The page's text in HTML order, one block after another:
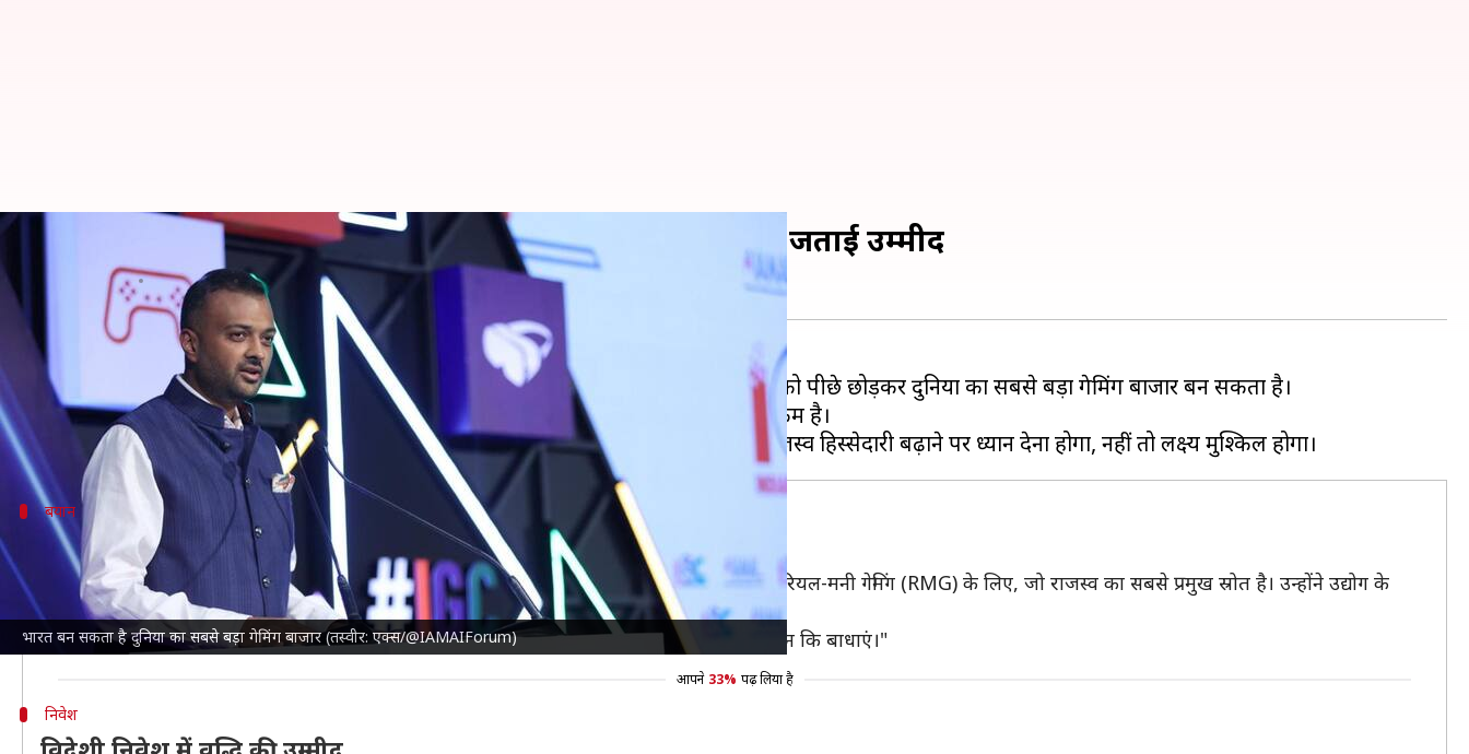
भारत बन सकता है दुनिया का सबसे बड़ा गेमिंग बाजार (तस्वीर: एक्स/@IAMAIForum)
भारत बन सकता है दुनिया का सबसे बड़ा गेमिंग बाजार, हर्ष जैन ने जताई उम्मीद
बिश्वजीत कुमार Oct 14, 2024 03:48 pm
क्या है खबर?
ड्रीम 11 की मूल कंपनी ड्रीम स्पोर्ट्स के सह-संस्थापक हर्ष जैन ने कहा है कि भारत 2028 तक चीन को पीछे छोड़कर दुनिया का सबसे बड़ा गेमिंग बाजार बन सकता है।
हालांकि, 50 करोड़ गेमर्स के बावजूद, भारत का वैश्विक गेमिंग राजस्व में योगदान 1 प्रतिशत से भी कम है।
बयान
जैन ने और क्या कहा?
जैन ने कहा कि भारत के गेमिंग उद्योग को तेजी से बढ़ाने के लिए विनियामक स्पष्टता महत्वपूर्ण है, खासकर रियल-मनी गेमिंग (RMG) के लिए, जो राजस्व का सबसे प्रमुख स्रोत है। उन्होंने उद्योग के
खिलाड़ियों से प्रतिस्पर्धा के बजाय एकजुट होकर काम करने का आग्रह किया है।
जैन ने आगे कहा, "हमें भारत के गेमिंग क्षेत्र की क्षमता को अनलॉक करने के लिए पुल बनाने की जरूरत है, न कि बाधाएं।"
आपने 33% पढ़ लिया है
निवेश